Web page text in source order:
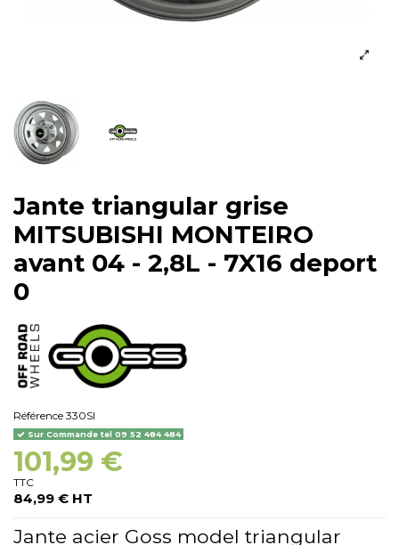
Jante triangular grise
MITSUBISHI MONTEIRO
avant 04 - 2,8L - 7X16 deport
0
Référence 330SI
Sur Commande tel 09 52 484 484
101,99 €
TTC
84,99 € HT
Jante acier Goss model triangular